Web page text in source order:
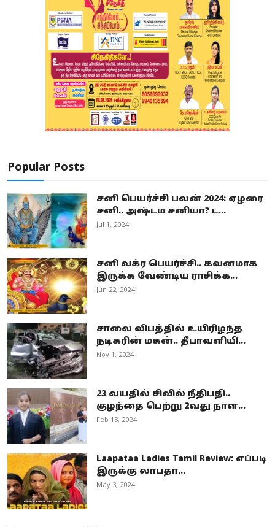
Popular Posts
சனி பெயர்ச்சி பலன் 2024: ஏழரை
சனி.. அஷ்டம சனியா? ட...
Jul 1, 2024
சனி வக்ர பெயர்ச்சி.. கவனமாக
இருக்க வேண்டிய ராசிக்க...
Jun 22, 2024
சாலை விபத்தில் உயிரிழந்த
நடிகரின் மகன்.. தீபாவளியி...
Nov 1, 2024
23 வயதில் சிவில் நீதிபதி..
குழந்தை பெற்று 2வது நாள...
Feb 13, 2024
Laapataa Ladies Tamil Review: எப்படி
இருக்கு லாபதா...
May 3, 2024